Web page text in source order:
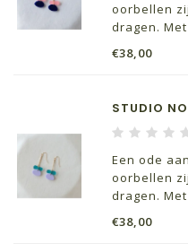
oorbellen
dragen.
€38,00
STUDIO
Een ode
oorbellen
dragen.
€38,00